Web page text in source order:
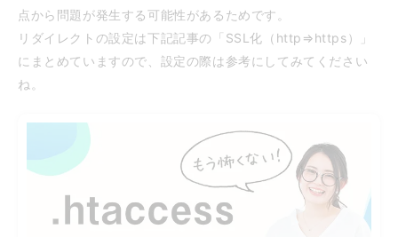
点から問題が発生する可能性があるためです。
リダイレクトの設定は下記記事の「SSL化（http⇒https）」
にまとめていますので、設定の際は参考にしてみてください
ね。